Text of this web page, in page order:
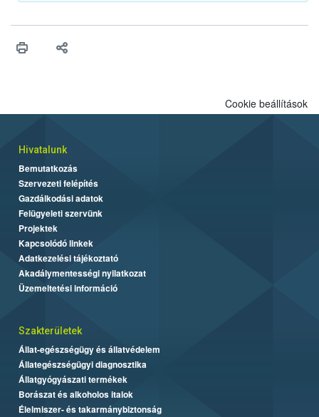
Cookie beállítások
Hivatalunk
Bemutatkozás
Szervezeti felépítés
Gazdálkodási adatok
Felügyeleti szervünk
Projektek
Kapcsolódó linkek
Adatkezelési tájékoztató
Akadálymentességi nyilatkozat
Üzemeltetési információ
Szakterületek
Állat-egészségügy és állatvédelem
Állategészségügyi diagnosztika
Állatgyógyászati termékek
Borászat és alkoholos italok
Élelmiszer- és takarmánybiztonság